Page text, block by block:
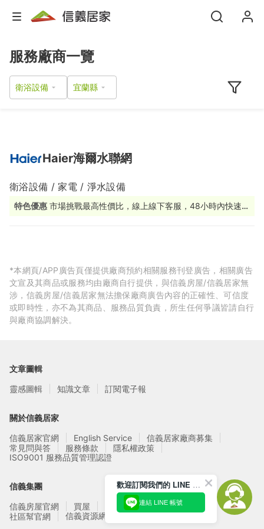
服務廠商一覽
衛浴設備
Haier海爾水聯網
衛浴設備 / 家電 / 淨水設備
特色優惠 市場挑戰最高性價比，線上線下客服，48小時內快速應
*本網頁/APP廣告頁僅提供廠商預約相關服務刊登廣告，相關廣告
文宣及其商品或服務均由廠商自行提供，與信義房屋/信義居家無
涉，信義房屋/信義居家無法擔保廠商廣告內容的正確性、可信度
或即時性，亦不為其商品、服務品質負責，所生任何爭議皆請自行
與廠商協調解決。
文章圖輯
靈感圖輯
知識文章 訂閱電子報
關於信義居家
信義居家官網
English Service
信義居家廠商募集
常見問與答
服務條款
隱私權政策
ISO9001 服務品質管理認證
信義集團
信義房屋官網
買屋 租屋
實價登錄
社區幫官網
信義資源網站
歡迎訂閱我們的 LINE 官方帳號
連結 LINE 帳號